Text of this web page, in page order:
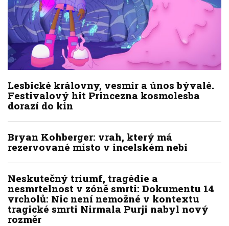
Lesbické královny, vesmír a únos bývalé.
Festivalový hit Princezna kosmolesba
dorazí do kin
Bryan Kohberger: vrah, který má
rezervované místo v incelském nebi
Neskutečný triumf, tragédie a
nesmrtelnost v zóně smrti: Dokumentu 14
vrcholů: Nic není nemožné v kontextu
tragické smrti Nirmala Purji nabyl nový
rozměr